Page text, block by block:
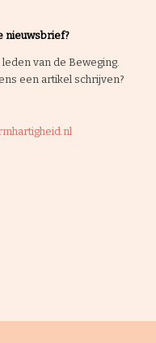
nieuwsbrief?
van de Beweging.
een artikel schrijven?